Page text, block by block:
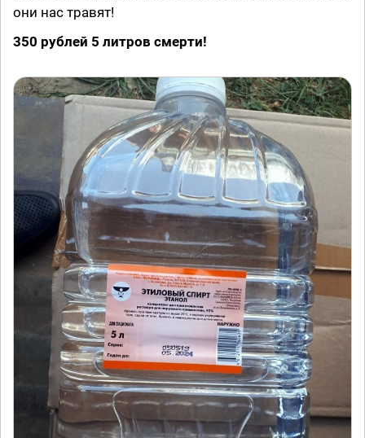
они нас травят!
350 рублей 5 литров смерти!